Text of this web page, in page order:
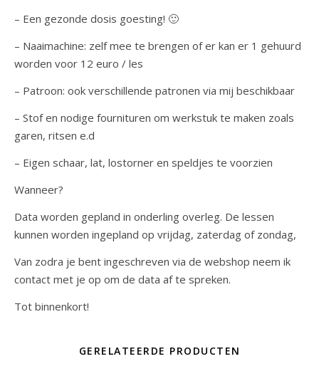
– Een gezonde dosis goesting! 🙂
– Naaimachine: zelf mee te brengen of er kan er 1 gehuurd
worden voor 12 euro / les
– Patroon: ook verschillende patronen via mij beschikbaar
– Stof en nodige fournituren om werkstuk te maken zoals
garen, ritsen e.d
– Eigen schaar, lat, lostorner en speldjes te voorzien
Wanneer?
Data worden gepland in onderling overleg. De lessen
kunnen worden ingepland op vrijdag, zaterdag of zondag,
Van zodra je bent ingeschreven via de webshop neem ik
contact met je op om de data af te spreken.
Tot binnenkort!
GERELATEERDE PRODUCTEN